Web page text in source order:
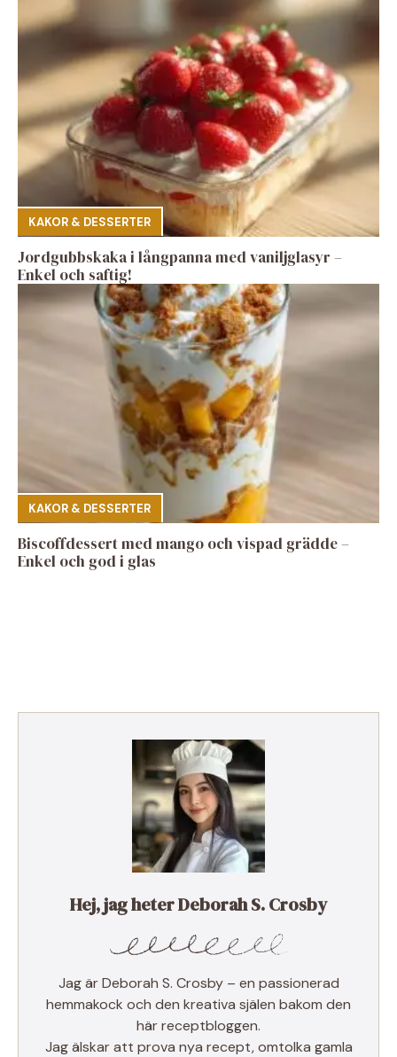
KAKOR & DESSERTER
Jordgubbskaka i långpanna med vaniljglasyr –
Enkel och saftig!
KAKOR & DESSERTER
Biscoffdessert med mango och vispad grädde –
Enkel och god i glas
Hej, jag heter Deborah S. Crosby
Jag är Deborah S. Crosby – en passionerad
hemmakock och den kreativa själen bakom den
här receptbloggen.
Jag älskar att prova nya recept, omtolka gamla